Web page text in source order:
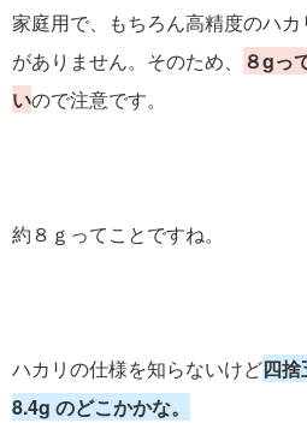
家庭用で、もちろん高精度のハ
がありません。そのため、
８gっ
いので注意です。
約８ｇってことですね。
ハカリの仕様を知らないけど四捨
8.4g のどこかかな。